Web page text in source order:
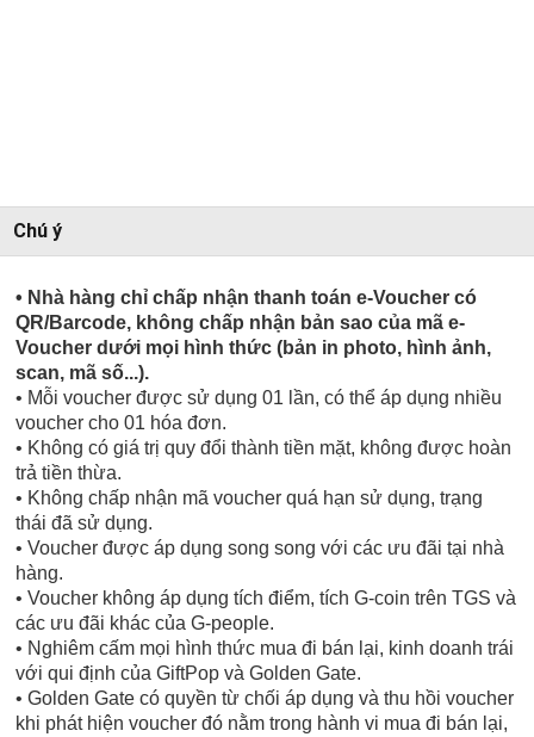
Chú ý
• Nhà hàng chỉ chấp nhận thanh toán e-Voucher có
QR/Barcode, không chấp nhận bản sao của mã e-
Voucher dưới mọi hình thức (bản in photo, hình ảnh,
scan, mã số...).
• Mỗi voucher được sử dụng 01 lần, có thể áp dụng nhiều
voucher cho 01 hóa đơn.
• Không có giá trị quy đổi thành tiền mặt, không được hoàn
trả tiền thừa.
• Không chấp nhận mã voucher quá hạn sử dụng, trạng
thái đã sử dụng.
• Voucher được áp dụng song song với các ưu đãi tại nhà
hàng.
• Voucher không áp dụng tích điểm, tích G-coin trên TGS và
các ưu đãi khác của G-people.
• Nghiêm cấm mọi hình thức mua đi bán lại, kinh doanh trái
với qui định của GiftPop và Golden Gate.
• Golden Gate có quyền từ chối áp dụng và thu hồi voucher
khi phát hiện voucher đó nằm trong hành vi mua đi bán lại,